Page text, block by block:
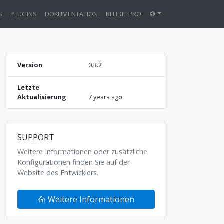
PLUGINS DOKUMENTATION BLUDIT PRO
Version 0.3.2
Letzte
Aktualisierung
7 years ago
SUPPORT
Weitere Informationen oder zusätzliche
Konfigurationen finden Sie auf der
Website des Entwicklers.
Weitere Informationen